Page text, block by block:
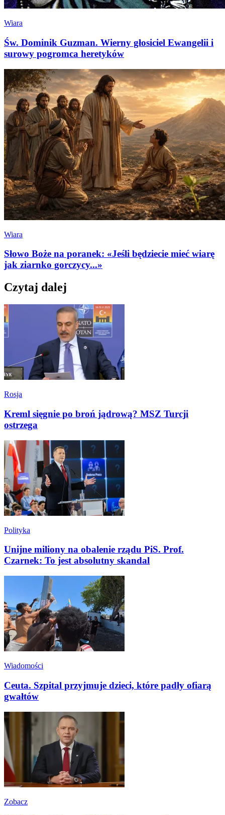
Wiara
Św. Dominik Guzman. Wierny głosiciel Ewangelii i
surowy pogromca heretyków
Wiara
Słowo Boże na poranek: «Jeśli będziecie mieć wiarę
jak ziarnko gorczycy...»
Czytaj dalej
Rosja
Kreml sięgnie po broń jądrową? MSZ Turcji
ostrzega
Polityka
Unijne miliony na obalenie rządu PiS. Prof.
Czarnek: To jest absolutny skandal
Wiadomości
Ceuta. Szpital przyjmuje dzieci, które padły ofiarą
gwałtów
Zobacz